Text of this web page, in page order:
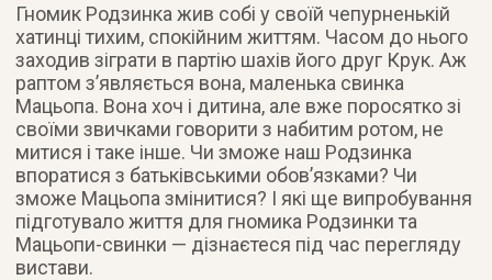
Гномик Родзинка жив собі у своїй чепурненькій
хатинці тихим, спокійним життям. Часом до нього
заходив зіграти в партію шахів його друг Крук. Аж
раптом зʼявляється вона, маленька свинка
Мацьопа. Вона хоч і дитина, але вже поросятко зі
своїми звичками говорити з набитим ротом, не
митися і таке інше. Чи зможе наш Родзинка
впоратися з батьківськими обовʼязками? Чи
зможе Мацьопа змінитися? І які ще випробування
підготувало життя для гномика Родзинки та
Мацьопи-свинки — дізнаєтеся під час перегляду
вистави.